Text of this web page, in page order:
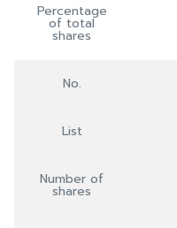
Percentage
of total
shares
No.
List
Number of
shares